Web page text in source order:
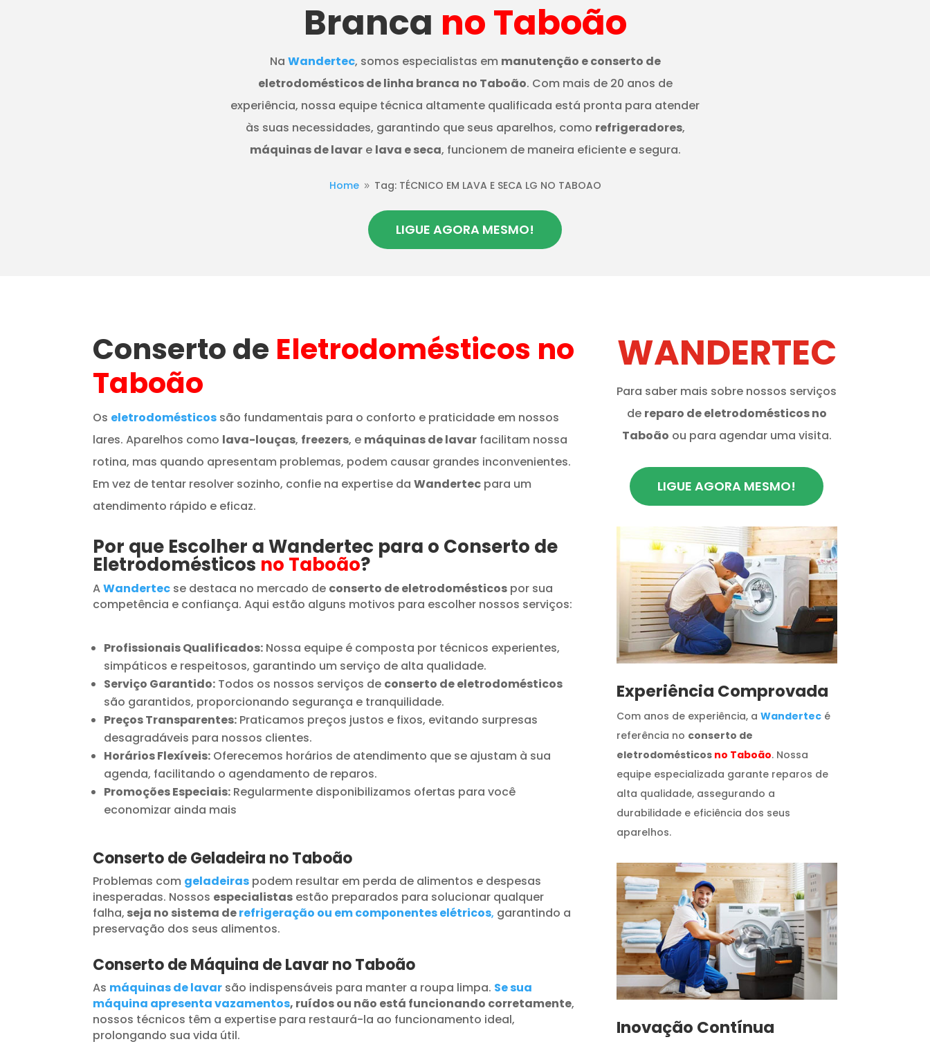
Branca no Taboão
Na Wandertec, somos especialistas em manutenção e conserto de
eletrodomésticos de linha branca no Taboão. Com mais de 20 anos de
experiência, nossa equipe técnica altamente qualificada está pronta para atender
às suas necessidades, garantindo que seus aparelhos, como refrigeradores,
máquinas de lavare lava e seca, funcionem de maneira eficiente e segura.
Home 9 Tag: TÉCNICO EM LAVA E SECA LG NO TABOAO
LIGUE AGORA MESMO!
Conserto de Eletrodomésticos no
Taboão
Os eletrodomésticos são fundamentais para o conforto e praticidade em nossos
lares. Aparelhos como lava-louças, freezers, e máquinas de lavar facilitam nossa
rotina, mas quando apresentam problemas, podem causar grandes inconvenientes.
Em vez de tentar resolver sozinho, confie na expertise daWandertec para um
atendimento rápido e eficaz.
Por que Escolher a Wandertec para o Conserto de
Eletrodomésticos no Taboão?
AWandertec se destaca no mercado de conserto de eletrodomésticos por sua
competência e confiança. Aqui estão alguns motivos para escolher nossos serviços:
Profissionais Qualificados: Nossa equipe é composta por técnicos experientes,
simpáticos e respeitosos, garantindo um serviço de alta qualidade.
Serviço Garantido: Todos os nossos serviços de conserto de eletrodomésticos
são garantidos, proporcionando segurança e tranquilidade.
Preços Transparentes: Praticamos preços justos e fixos, evitando surpresas
desagradáveis para nossos clientes.
Horários Flexíveis: Oferecemos horários de atendimento que se ajustam à sua
agenda, facilitando o agendamento de reparos.
Promoções Especiais: Regularmente disponibilizamos ofertas para você
economizar ainda mais
Conserto de Geladeira no Taboão
Problemas com geladeiras podem resultar em perda de alimentos e despesas
inesperadas. Nossos especialistas estão preparados para solucionar qualquer
falha, seja no sistema derefrigeração ou em componentes elétricos, garantindo a
preservação dos seus alimentos.
Conserto de Máquina de Lavar no Taboão
As máquinas de lavar são indispensáveis para manter a roupa limpa. Se sua
máquina apresenta vazamentos, ruídos ou não está funcionando corretamente,
nossos técnicos têm a expertise para restaurá-la ao funcionamento ideal,
prolongando sua vida útil.
WANDERTEC
Para saber mais sobre nossos serviços
de reparo de eletrodomésticos no
Taboão ou para agendar uma visita.
LIGUE AGORA MESMO!
​Experiência Comprovada
Com anos de experiência, a Wandertecé
referência no conserto de
eletrodomésticos no Taboão. Nossa
equipe especializada garante reparos de
alta qualidade, assegurando a
durabilidade e eficiência dos seus
aparelhos.
Inovação Contínua